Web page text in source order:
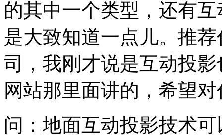
的其中一个类型，还有
是大致知道一点儿。推
司，我刚才说是互动投
网站那里面讲的，希望
问：地面互动投影技术